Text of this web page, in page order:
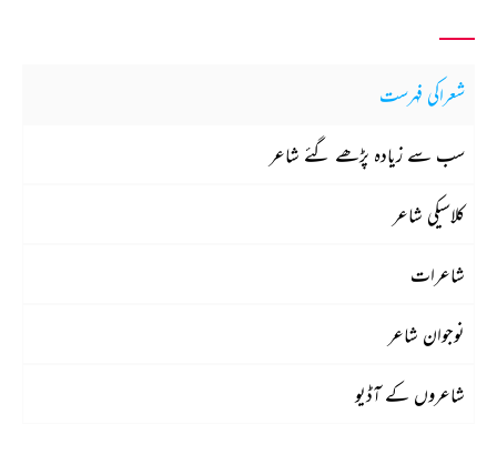
شعراکی فہرست
سب سے زیادہ پڑھے گئے شاعر
کلاسیکی شاعر
شاعرات
نوجوان شاعر
شاعروں کے آڈیو